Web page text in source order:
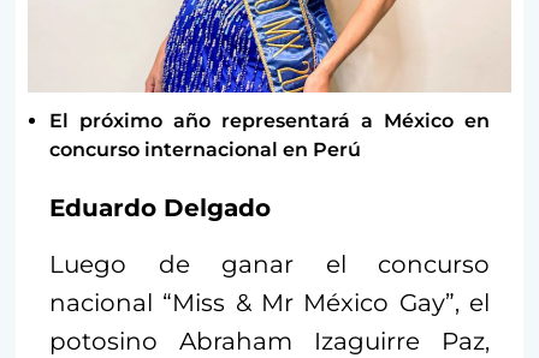
El próximo año representará a México en
concurso internacional en Perú
Eduardo Delgado
Luego de ganar el concurso
nacional “Miss & Mr México Gay”, el
potosino Abraham Izaguirre Paz,